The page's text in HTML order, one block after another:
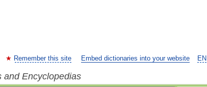
EN
Remember this site Embed dictionaries into your website
and Encyclopedias